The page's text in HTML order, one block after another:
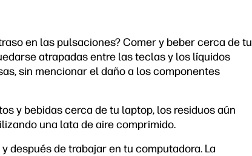
en las pulsaciones? Comer y beber cerca de tu
atrapadas entre las teclas y los líquidos
sin mencionar el daño a los componentes
y bebidas cerca de tu laptop, los residuos aún
una lata de aire comprimido.
después de trabajar en tu computadora. La